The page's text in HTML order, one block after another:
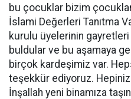
bu çocuklar bizim
İslami Değerleri Tanıtma
kurulu üyelerinin
buldular ve bu aşamaya
birçok kardeşimiz var.
teşekkür ediyoruz.
İnşallah yeni binamıza